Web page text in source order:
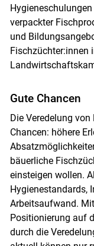
verpackter
und
Fischzüchter:innen
Gute Chancen
Die Veredelung
Chancen: höhere
bäuerliche
einsteigen wollen.
Hygienestandards,
Arbeitsaufwand.
Positionierung auf
durch die